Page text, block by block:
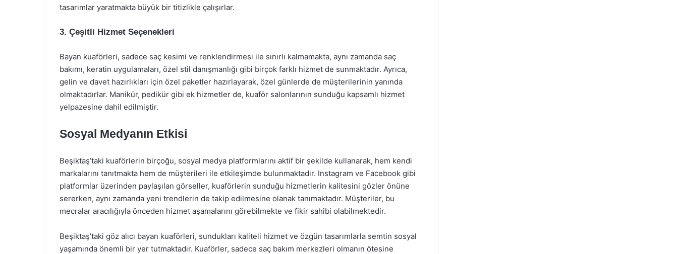
tasarımlar yaratmakta büyük bir titizlikle çalışırlar.
3. Çeşitli Hizmet Seçenekleri
Bayan kuaförleri, sadece saç kesimi ve renklendirmesi ile sınırlı kalmamakta, aynı zamanda saç
bakımı, keratin uygulamaları, özel stil danışmanlığı gibi birçok farklı hizmet de sunmaktadır. Ayrıca,
gelin ve davet hazırlıkları için özel paketler hazırlayarak, özel günlerde de müşterilerinin yanında
olmaktadırlar. Manikür, pedikür gibi ek hizmetler de, kuaför salonlarının sunduğu kapsamlı hizmet
yelpazesine dahil edilmiştir.
Sosyal Medyanın Etkisi
Beşiktaş’taki kuaförlerin birçoğu, sosyal medya platformlarını aktif bir şekilde kullanarak, hem kendi
markalarını tanıtmakta hem de müşterileri ile etkileşimde bulunmaktadır. Instagram ve Facebook gibi
platformlar üzerinden paylaşılan görseller, kuaförlerin sunduğu hizmetlerin kalitesini gözler önüne
sererken, aynı zamanda yeni trendlerin de takip edilmesine olanak tanımaktadır. Müşteriler, bu
mecralar aracılığıyla önceden hizmet aşamalarını görebilmekte ve fikir sahibi olabilmektedir.
Beşiktaş’taki göz alıcı bayan kuaförleri, sundukları kaliteli hizmet ve özgün tasarımlarla semtin sosyal
yaşamında önemli bir yer tutmaktadır. Kuaförler, sadece saç bakım merkezleri olmanın ötesine